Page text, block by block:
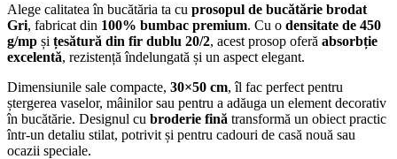
Alege calitatea în bucătăria ta cu prosopul de bucătărie brodat
Gri, fabricat din 100% bumbac premium. Cu o densitate de 450
g/mp și țesătură din fir dublu 20/2, acest prosop oferă absorbție
excelentă, rezistență îndelungată și un aspect elegant.
Dimensiunile sale compacte, 30×50 cm, îl fac perfect pentru
ștergerea vaselor, mâinilor sau pentru a adăuga un element decorativ
în bucătărie. Designul cu broderie fină transformă un obiect practic
într-un detaliu stilat, potrivit și pentru cadouri de casă nouă sau
ocazii speciale.